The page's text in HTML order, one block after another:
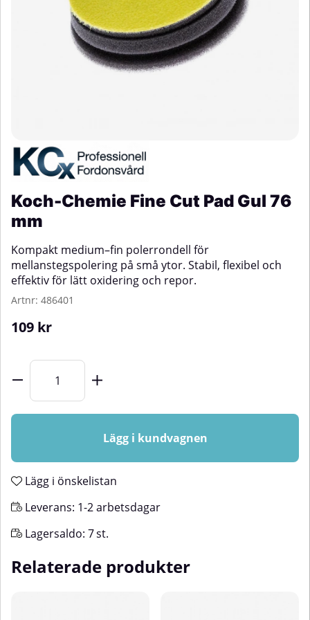
Koch-Chemie Fine Cut Pad Gul 76
mm
Kompakt medium–fin polerrondell för
mellanstegspolering på små ytor. Stabil, flexibel och
effektiv för lätt oxidering och repor.
Artnr: 486401
109 kr
Lägg i kundvagnen
Lägg i önskelistan
Leverans: 1-2 arbetsdagar
Lagersaldo: 7st.
Relaterade produkter